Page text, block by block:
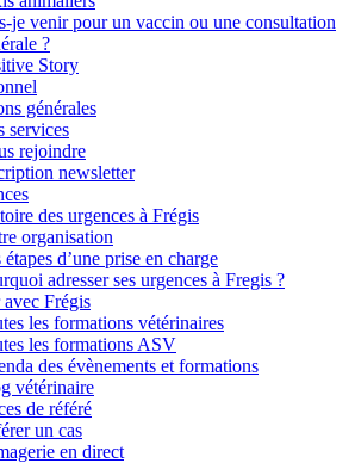
je venir pour un vaccin ou une consultation
?
Story
générales
services
rejoindre
newsletter
des urgences à Frégis
organisation
étapes d’une prise en charge
adresser ses urgences à Fregis ?
Frégis
les formations vétérinaires
les formations ASV
des évènements et formations
vétérinaire
de référé
un cas
en direct